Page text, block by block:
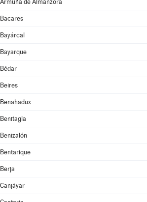
Armuña de Almanzora
Bacares
Bayárcal
Bayarque
Bédar
Beires
Benahadux
Benitagla
Benizalón
Bentarique
Berja
Canjáyar